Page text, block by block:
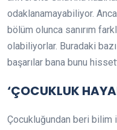
odaklanamayabiliyor.
bölüm olunca sanırım
olabiliyorlar. Buradaki
başarılar bana bunu
‘ÇOCUKLUK
Çocukluğundan beri bilim